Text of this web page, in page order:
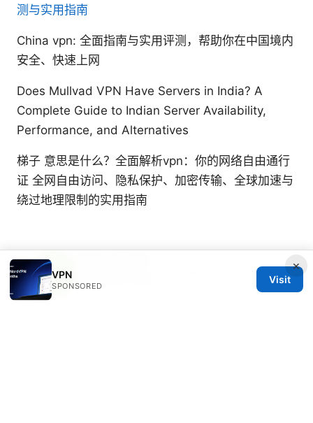
测与实用指南
China vpn: 全面指南与实用评测，帮助你在中国境内
安全、快速上网
Does Mullvad VPN Have Servers in India? A
Complete Guide to Indian Server Availability,
Performance, and Alternatives
梯子 意思是什么？全面解析vpn：你的网络自由通行
证 全网自由访问、隐私保护、加密传输、全球加速与
绕过地理限制的实用指南
Yuki writes about censorship circumvention
and mobile privacy.
×
VPN
SPONSORED
Visit